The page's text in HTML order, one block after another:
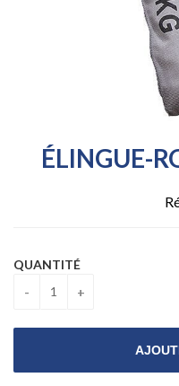
ÉLINGUE-
QUANTITÉ